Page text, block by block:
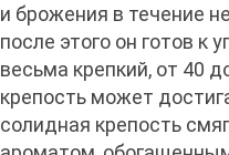
и брожения в течение
после этого он готов к
весьма крепкий, от 40
крепость может
солидная крепость